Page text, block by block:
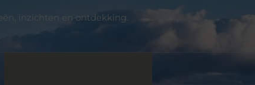
inzichten en ontdekking.